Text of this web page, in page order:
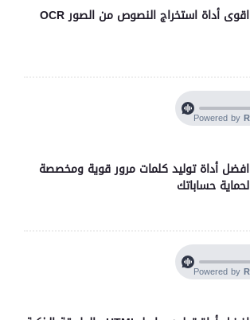
اقوى أداة استخراج النصوص من الصور OCR
افضل أداة توليد كلمات مرور قوية ومخصصة
لحماية حساباتك